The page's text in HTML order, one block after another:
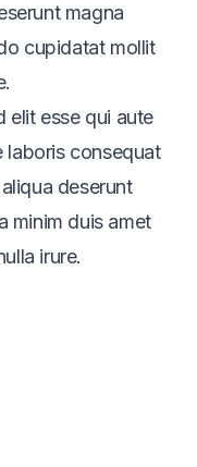
magna
cupidatat mollit
elit esse qui aute
laboris consequat
deserunt
minim duis amet
irure.